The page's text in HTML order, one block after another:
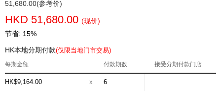
51,680.00(参考价)
HKD 51,680.00 (现价)
节省: 15%
HK本地分期付款(仅限当地门市交易)
每期金额 付款期数 接受分期付款门店
HK$9,164.00 x 6